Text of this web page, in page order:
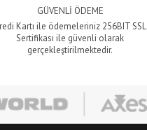
GÜVENLİ ÖDEME
Kartı ile ödemeleriniz 256BIT SSL
Sertifikası ile güvenli olarak
gerçekleştirilmektedir.